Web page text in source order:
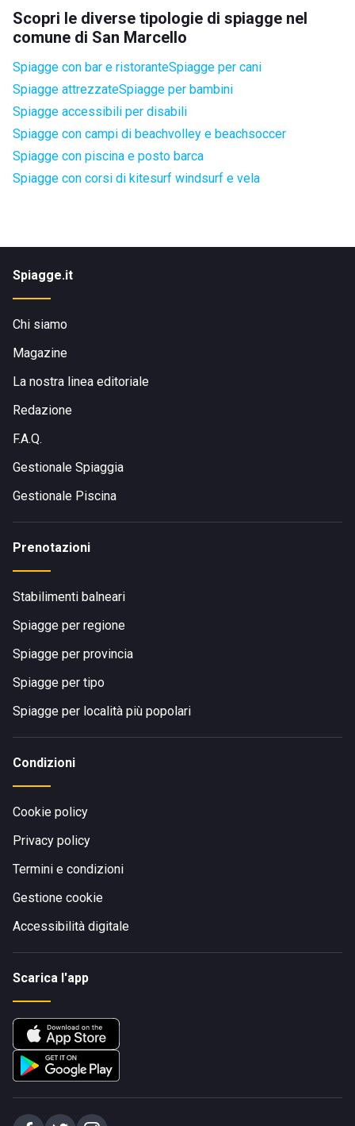
Scopri le diverse tipologie di spiagge nel
comune di San Marcello
Spiagge con bar e ristoranteSpiagge per cani
Spiagge attrezzateSpiagge per bambini
Spiagge accessibili per disabili
Spiagge con campi di beachvolley e beachsoccer
Spiagge con piscina e posto barca
Spiagge con corsi di kitesurf windsurf e vela
Spiagge.it
Chi siamo
Magazine
La nostra linea editoriale
Redazione
F.A.Q.
Gestionale Spiaggia
Gestionale Piscina
Prenotazioni
Stabilimenti balneari
Spiagge per regione
Spiagge per provincia
Spiagge per tipo
Spiagge per località più popolari
Condizioni
Cookie policy
Privacy policy
Termini e condizioni
Gestione cookie
Accessibilità digitale
Scarica l'app